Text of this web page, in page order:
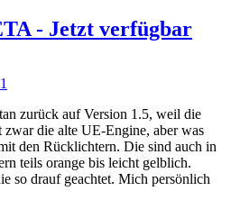
- Jetzt verfügbar
zurück auf Version 1.5, weil die
zwar die alte UE-Engine, aber was
den Rücklichtern. Die sind auch in
teils orange bis leicht gelblich.
so drauf geachtet. Mich persönlich